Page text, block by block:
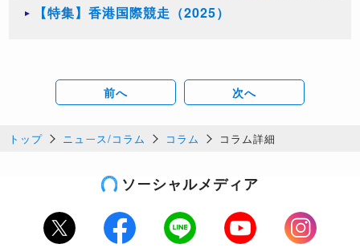
【特集】香港国際競走（2025）
前へ 次へ
トップ ニュース/コラム コラム コラム詳細
ソーシャルメディア